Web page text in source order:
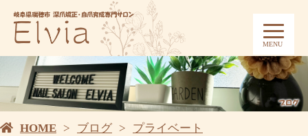
MENU
HOME ブログ
プライベート